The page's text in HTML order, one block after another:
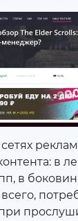
в
в
при